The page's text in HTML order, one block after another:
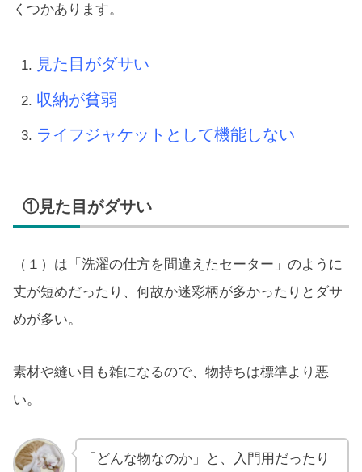
くつかあります。
見た目がダサい
収納が貧弱
ライフジャケットとして機能しない
①見た目がダサい
（１）は「洗濯の仕方を間違えたセーター」のように
丈が短めだったり、何故か迷彩柄が多かったりとダサ
めが多い。
素材や縫い目も雑になるので、物持ちは標準より悪
い。
「どんな物なのか」と、入門用だったり